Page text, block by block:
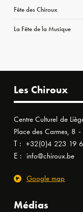
Fête des Chiroux
La Fête de la Musique
Les Chiroux
Centre Culturel de
Place des Carmes, 8
T : +32(0)4 223 19
E : info@chiroux.be
Google map
Médias